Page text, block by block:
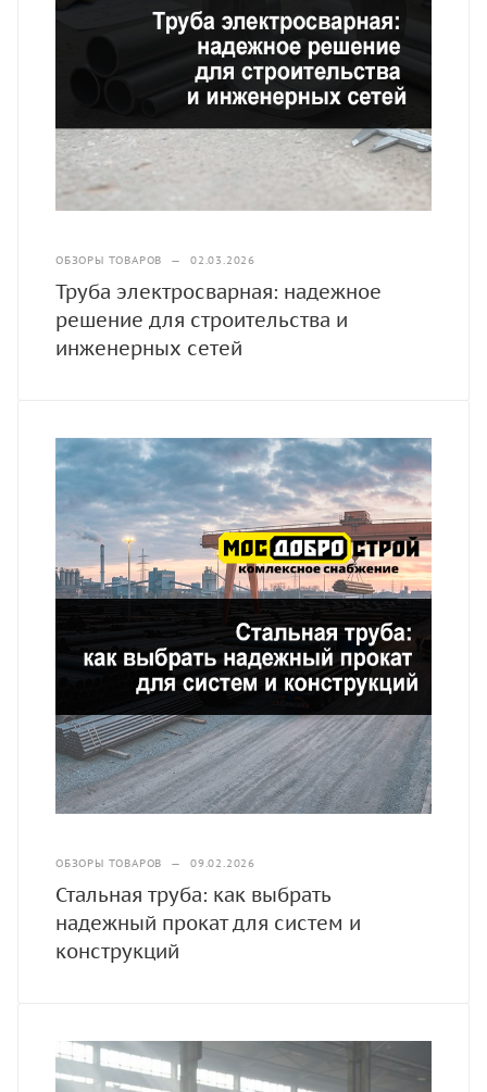
ОБЗОРЫ ТОВАРОВ — 02.03.2026
Труба электросварная: надежное
решение для строительства и
инженерных сетей
ОБЗОРЫ ТОВАРОВ — 09.02.2026
Стальная труба: как выбрать
надежный прокат для систем и
конструкций